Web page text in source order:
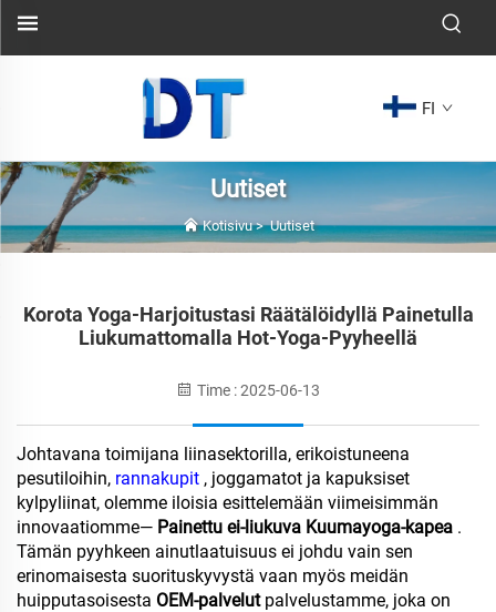
FI
Uutiset
Kotisivu>Uutiset
Korota Yoga-Harjoitustasi Räätälöidyllä Painetulla
Liukumattomalla Hot-Yoga-Pyyheellä
Time : 2025-06-13
Johtavana toimijana liinasektorilla, erikoistuneena
pesutiloihin, rannakupit , joggamatot ja kapuksiset
kylpyliinat, olemme iloisia esittelemään viimeisimmän
innovaatiomme— Painettu ei-liukuva Kuumayoga-kapea .
Tämän pyyhkeen ainutlaatuisuus ei johdu vain sen
erinomaisesta suorituskyvystä vaan myös meidän
huipputasoisesta OEM-palvelut palvelustamme, joka on